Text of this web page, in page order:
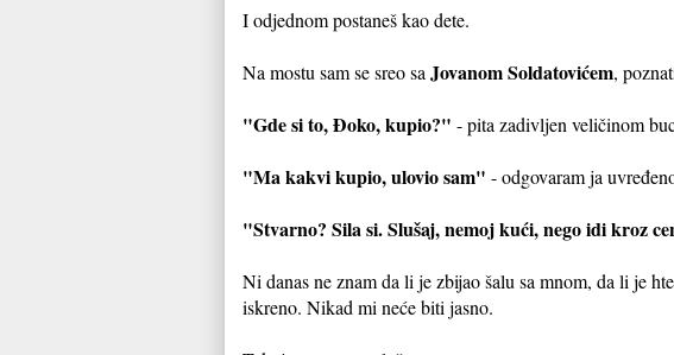
I odjednom postaneš kao dete.
Na mostu sam se sreo sa Jovanom Soldatovićem,
"Gde si to, Đoko, kupio?" - pita zadivljen veličinom
"Ma kakvi kupio, ulovio sam" - odgovaram ja
"Stvarno? Sila si. Slušaj, nemoj kući, nego idi kroz
Ni danas ne znam da li je zbijao šalu sa mnom, da li je
iskreno. Nikad mi neće biti jasno.